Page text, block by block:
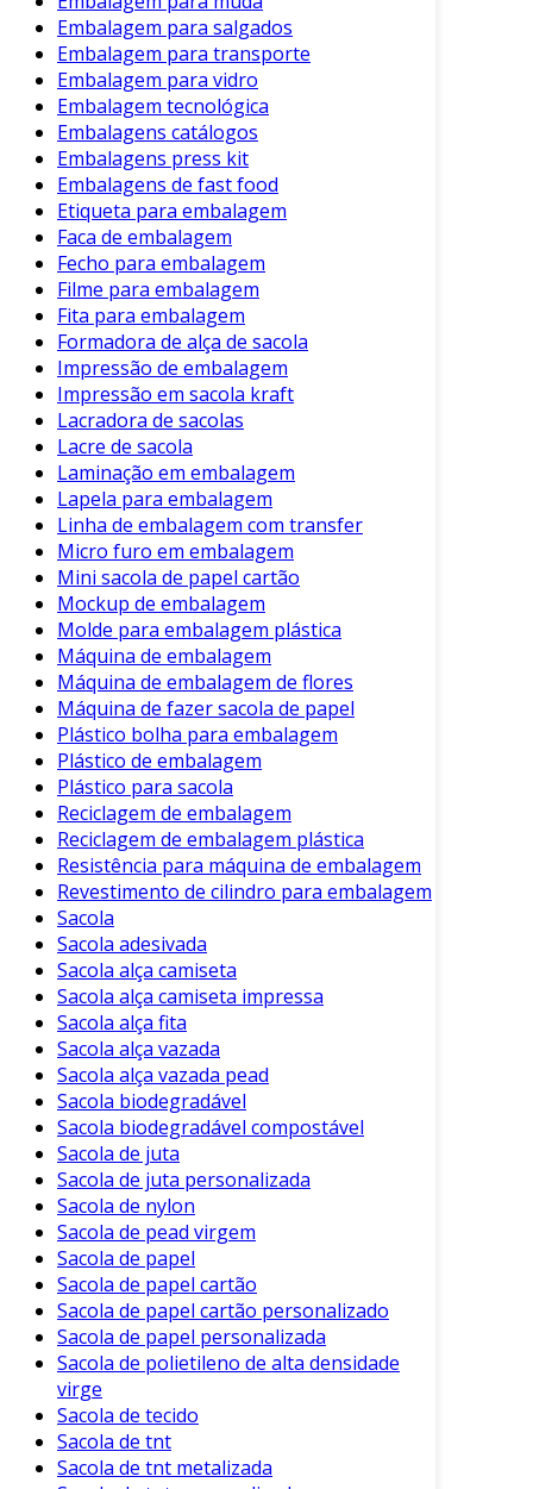
Embalagem para salgados
Embalagem para transporte
Embalagem para vidro
Embalagem tecnológica
Embalagens catálogos
Embalagens press kit
Embalagens de fast food
Etiqueta para embalagem
Faca de embalagem
Fecho para embalagem
Filme para embalagem
Fita para embalagem
Formadora de alça de sacola
Impressão de embalagem
Impressão em sacola kraft
Lacradora de sacolas
Lacre de sacola
Laminação em embalagem
Lapela para embalagem
Linha de embalagem com transfer
Micro furo em embalagem
Mini sacola de papel cartão
Mockup de embalagem
Molde para embalagem plástica
Máquina de embalagem
Máquina de embalagem de flores
Máquina de fazer sacola de papel
Plástico bolha para embalagem
Plástico de embalagem
Plástico para sacola
Reciclagem de embalagem
Reciclagem de embalagem plástica
Resistência para máquina de embalagem
Revestimento de cilindro para embalagem
Sacola
Sacola adesivada
Sacola alça camiseta
Sacola alça camiseta impressa
Sacola alça fita
Sacola alça vazada
Sacola alça vazada pead
Sacola biodegradável
Sacola biodegradável compostável
Sacola de juta
Sacola de juta personalizada
Sacola de nylon
Sacola de pead virgem
Sacola de papel
Sacola de papel cartão
Sacola de papel cartão personalizado
Sacola de papel personalizada
Sacola de polietileno de alta densidade
virge
Sacola de tecido
Sacola de tnt
Sacola de tnt metalizada